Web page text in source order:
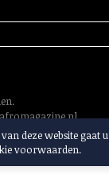
deze website gaat u
voorwaarden.